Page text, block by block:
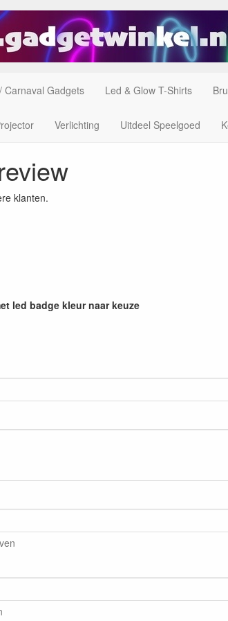
Carnaval Gadgets Led & Glow T-Shirts
Verlichting Uitdeel Speelgoed
klanten.
led badge kleur naar keuze